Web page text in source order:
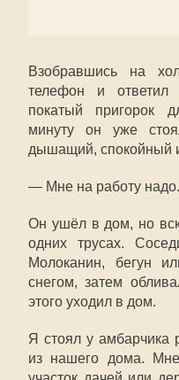
Взобравшись на
телефон и ответил
покатый пригорок
минуту он уже
дышащий, спокойный
— Мне на работу надо.
Он ушёл в дом, но
одних трусах.
Молоканин, бегун
снегом, затем
этого уходил в дом.
Я стоял у амбарчика
из нашего дома.